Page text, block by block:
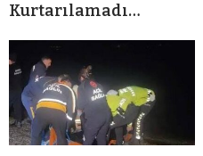
Kurtarılamadı…